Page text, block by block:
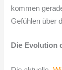
kommen
Gefühlen über
Die Evolution